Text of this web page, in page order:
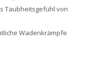
Taubheitsgefühl von
Wadenkrämpfe